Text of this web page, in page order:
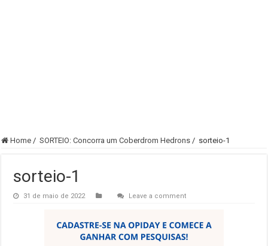
Home / SORTEIO: Concorra um Coberdrom Hedrons / sorteio-1
sorteio-1
31 de maio de 2022 Leave a comment